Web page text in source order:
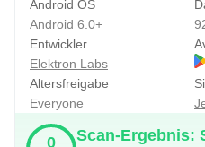
Android OS
Android 6.0+
Entwickler
Elektron Labs
Altersfreigabe
Everyone
0 Scan-Ergebnis: